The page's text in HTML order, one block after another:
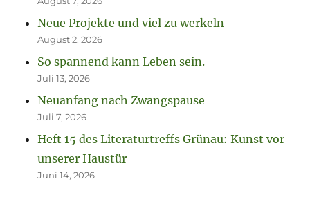
Neue Projekte und viel zu werkeln
August 2, 2026
So spannend kann Leben sein.
Juli 13, 2026
Neuanfang nach Zwangspause
Juli 7, 2026
Heft 15 des Literaturtreffs Grünau: Kunst vor
unserer Haustür
Juni 14, 2026